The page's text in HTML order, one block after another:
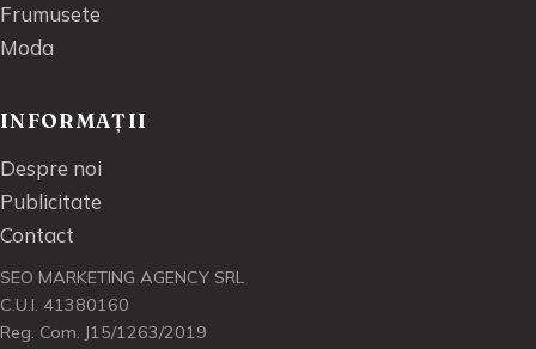
Frumusete
Moda
INFORMAȚII
Despre noi
Publicitate
Contact
SEO MARKETING AGENCY SRL
C.U.I. 41380160
Reg. Com. J15/1263/2019